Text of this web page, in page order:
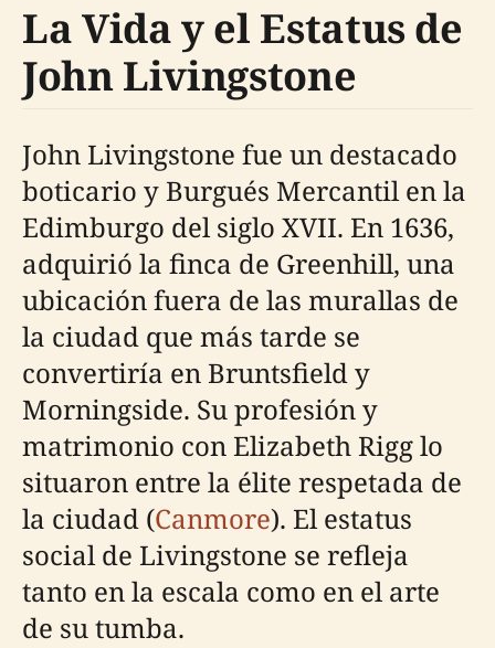
La Vida y el Estatus de
John Livingstone
John Livingstone fue un destacado
boticario y Burgués Mercantil en la
Edimburgo del siglo XVII. En 1636,
adquirió la finca de Greenhill, una
ubicación fuera de las murallas de
la ciudad que más tarde se
convertiría en Bruntsfield y
Morningside. Su profesión y
matrimonio con Elizabeth Rigg lo
situaron entre la élite respetada de
la ciudad (Canmore). El estatus
social de Livingstone se refleja
tanto en la escala como en el arte
de su tumba.